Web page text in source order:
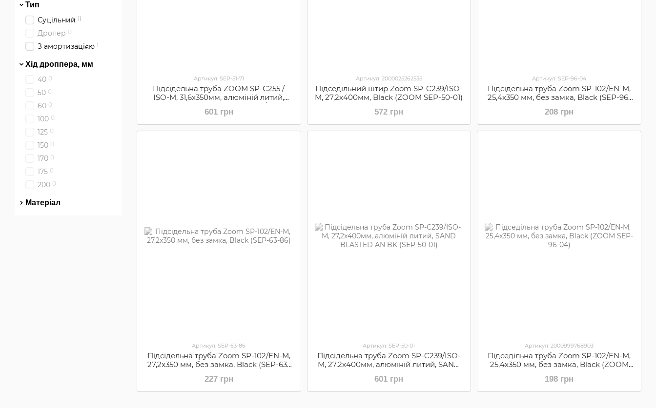
Артикул: SEP-51-71
Підсідельна труба ZOOM SP-C255 /
ISO-M, 31,6х350мм, алюміній литий,
SAND BLASTED AN BK (SP-C255/ISO-M)
601 грн
Артикул: 2000025262535
Підседільний штир Zoom SP-C239/ISO-
M, 27,2х400мм, Black (ZOOM SEP-50-01)
572 грн
Артикул: SEP-96-04
Підсідельна труба Zoom SP-102/EN-M,
25,4x350 мм, без замка, Black (SEP-96-
208 грн
Артикул: SEP-63-86
Підсідельна труба Zoom SP-102/EN-M,
27,2x350 мм, без замка, Black (SEP-63-
227 грн
Артикул: SEP-50-01
Підсідельна труба Zoom SP-C239/ISO-
M, 27,2х400мм, алюміній литий, SAND
601 грн
Артикул: 2000999768903
Підседільна труба Zoom SP-102/EN-M,
25,4x350 мм, без замка, Black (ZOOM
198 грн
Тип
Суцільний 11
Дропер 0
З амортизацією 1
Хід дроппера, мм
40 0
50 0
60 0
100 0
125 0
150 0
170 0
175 0
200 0
Матеріал